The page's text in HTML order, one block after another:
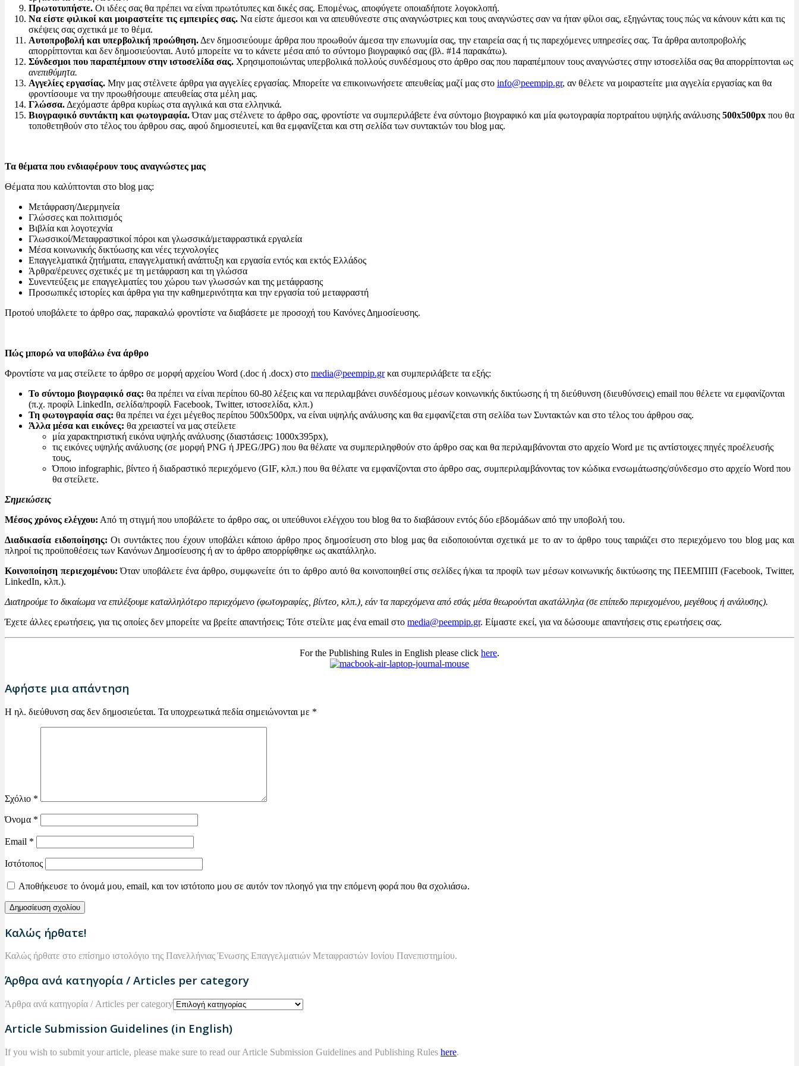
Πρωτοτυπήστε. Οι ιδέες σας θα πρέπει να είναι πρωτότυπες και δικές σας. Επομένως, αποφύγετε οποιαδήποτε λογοκλοπή.
Να είστε φιλικοί και μοιραστείτε τις εμπειρίες σας. Να είστε άμεσοι και να απευθύνεστε στις αναγνώστριες και τους αναγνώστες σαν να ήταν φίλοι σας, εξηγώντας τους πώς να κάνουν κάτι και τις
σκέψεις σας σχετικά με το θέμα.
Αυτοπροβολή και υπερβολική προώθηση.Δεν δημοσιεύουμε άρθρα που προωθούν άμεσα την επωνυμία σας, την εταιρεία σας ή τις παρεχόμενες υπηρεσίες σας. Τα άρθρα αυτοπροβολής
απορρίπτονται και δεν δημοσιεύονται. Αυτό μπορείτε να το κάνετε μέσα από το σύντομο βιογραφικό σας (βλ. #14 παρακάτω).
Σύνδεσμοι που παραπέμπουν στην ιστοσελίδα σας. Χρησιμοποιώντας υπερβολικά πολλούς συνδέσμους στο άρθρο σας που παραπέμπουν τους αναγνώστες στην ιστοσελίδα σας θα απορρίπτονται ως
ανεπιθύμητα.
Αγγελίες εργασίας. Μην μας στέλνετε άρθρα για αγγελίες εργασίας. Μπορείτε να επικοινωνήσετε απευθείας μαζί μας στο info@peempip.gr, αν θέλετε να μοιραστείτε μια αγγελία εργασίας και θα
φροντίσουμε να την προωθήσουμε απευθείας στα μέλη μας.
Γλώσσα.Δεχόμαστε άρθρα κυρίως στα αγγλικά και στα ελληνικά.
Βιογραφικό συντάκτη και φωτογραφία.Όταν μας στέλνετε το άρθρο σας, φροντίστε να συμπεριλάβετε ένα σύντομο βιογραφικό και μία φωτογραφία πορτραίτου υψηλής ανάλυσης 500x500px που θα
τοποθετηθούν στο τέλος του άρθρου σας, αφού δημοσιευτεί, και θα εμφανίζεται και στη σελίδα των συντακτών του blog μας.
Τα θέματα που ενδιαφέρουν τους αναγνώστες μας
Θέματα που καλύπτονται στο blog μας:
Μετάφραση/Διερμηνεία
Γλώσσες και πολιτισμός
Βιβλία και λογοτεχνία
Γλωσσικοί/Μεταφραστικοί πόροι και γλωσσικά/μεταφραστικά εργαλεία
Μέσα κοινωνικής δικτύωσης και νέες τεχνολογίες
Επαγγελματικά ζητήματα, επαγγελματική ανάπτυξη και εργασία εντός και εκτός Ελλάδος
Άρθρα/έρευνες σχετικές με τη μετάφραση και τη γλώσσα
Συνεντεύξεις με επαγγελματίες του χώρου των γλωσσών και της μετάφρασης
Προσωπικές ιστορίες και άρθρα για την καθημερινότητα και την εργασία τού μεταφραστή
Προτού υποβάλετε το άρθρο σας, παρακαλώ φροντίστε να διαβάσετε με προσοχή του Κανόνες Δημοσίευσης.
Πώς μπορώ να υποβάλω ένα άρθρο
Φροντίστε να μας στείλετε το άρθρο σε μορφή αρχείου Word (.doc ή .docx) στο media@peempip.grκαι συμπεριλάβετε τα εξής:
Το σύντομο βιογραφικό σας: θα πρέπει να είναι περίπου 60-80 λέξεις και να περιλαμβάνει συνδέσμους μέσων κοινωνικής δικτύωσης ή τη διεύθυνση (διευθύνσεις) email που θέλετε να εμφανίζονται
(π.χ. προφίλ LinkedIn, σελίδα/προφίλ Facebook, Twitter, ιστοσελίδα, κλπ.)
Τη φωτογραφία σας: θα πρέπει να έχει μέγεθος περίπου 500x500px, να είναι υψηλής ανάλυσης και θα εμφανίζεται στη σελίδα των Συντακτών και στο τέλος του άρθρου σας.
Άλλα μέσα και εικόνες: θα χρειαστεί να μας στείλετε
μία χαρακτηριστική εικόνα υψηλής ανάλυσης (διαστάσεις: 1000x395px),
τις εικόνες υψηλής ανάλυσης (σε μορφή PNG ή JPEG/JPG) που θα θέλατε να συμπεριληφθούν στο άρθρο σας και θα περιλαμβάνονται στο αρχείο Word με τις αντίστοιχες πηγές προέλευσής
τους,
Όποιο infographic, βίντεο ή διαδραστικό περιεχόμενο (GIF, κλπ.) που θα θέλατε να εμφανίζονται στο άρθρο σας, συμπεριλαμβάνοντας τον κώδικα ενσωμάτωσης/σύνδεσμο στο αρχείο Word που
θα στείλετε.
Σημειώσεις
Μέσος χρόνος ελέγχου: Από τη στιγμή που υποβάλετε το άρθρο σας, οι υπεύθυνοι ελέγχου του blog θα το διαβάσουν εντός δύο εβδομάδων από την υποβολή του.
Διαδικασία ειδοποίησης: Οι συντάκτες που έχουν υποβάλει κάποιο άρθρο προς δημοσίευση στο blog μας θα ειδοποιούνται σχετικά με το αν το άρθρο τους ταιριάζει στο περιεχόμενο του blog μας και
πληροί τις προϋποθέσεις των Κανόνων Δημοσίευσης ή αν το άρθρο απορρίφθηκε ως ακατάλληλο.
Κοινοποίηση περιεχομένου: Όταν υποβάλετε ένα άρθρο, συμφωνείτε ότι το άρθρο αυτό θα κοινοποιηθεί στις σελίδες ή/και τα προφίλ των μέσων κοινωνικής δικτύωσης της ΠΕΕΜΠΙΠ (Facebook, Twitter,
LinkedIn, κλπ.).
Διατηρούμε το δικαίωμα να επιλέξουμε καταλληλότερο περιεχόμενο (φωτογραφίες, βίντεο, κλπ.), εάν τα παρεχόμενα από εσάς μέσα θεωρούνται ακατάλληλα (σε επίπεδο περιεχομένου, μεγέθους ή ανάλυσης).
Έχετε άλλες ερωτήσεις, για τις οποίες δεν μπορείτε να βρείτε απαντήσεις; Τότε στείλτε μας ένα email στο media@peempip.gr. Είμαστε εκεί, για να δώσουμε απαντήσεις στις ερωτήσεις σας.
For the Publishing Rules in English please click here.
Αφήστε μια απάντηση
Η ηλ. διεύθυνση σας δεν δημοσιεύεται. Τα υποχρεωτικά πεδία σημειώνονται με *
Σχόλιο *
Όνομα *
Email *
Ιστότοπος
Αποθήκευσε το όνομά μου, email, και τον ιστότοπο μου σε αυτόν τον πλοηγό για την επόμενη φορά που θα σχολιάσω.
Καλώς ήρθατε!
Καλώς ήρθατε στο επίσημο ιστολόγιο της Πανελλήνιας Ένωσης Επαγγελματιών Μεταφραστών Ιονίου Πανεπιστημίου.
Άρθρα ανά κατηγορία / Articles per category
Άρθρα ανά κατηγορία / Articles per category
Article Submission Guidelines (in English)
If you wish to submit your article, please make sure to read our Article Submission Guidelines and Publishing Rules here.